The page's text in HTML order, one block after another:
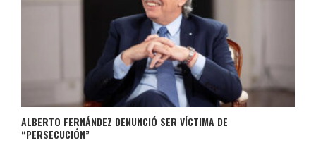
ALBERTO FERNÁNDEZ DENUNCIÓ SER VÍCTIMA DE
“PERSECUCIÓN”